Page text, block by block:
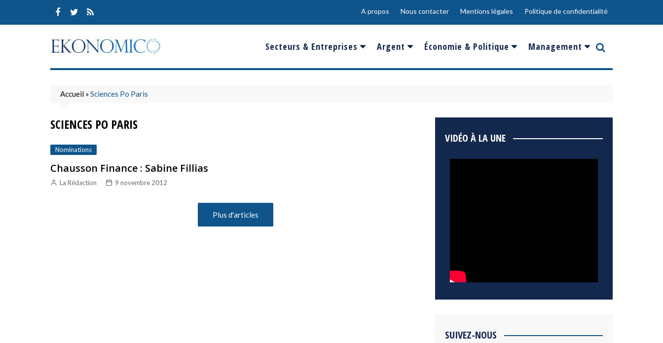
content
A propos Nous contacter Mentions légales Politique de confidentialité
Secteurs & Entreprises
Banques & Finances
Argent
Salaire
Epargne & Placements
Économie & Politique
France
Management
Innovation
Accueil » Sciences Po Paris
SCIENCES PO PARIS
Nominations
Chausson Finance : Sabine Fillias
La Rédaction 9 novembre 2012
Plus d'articles
VIDÉO À LA UNE
SUIVEZ-NOUS